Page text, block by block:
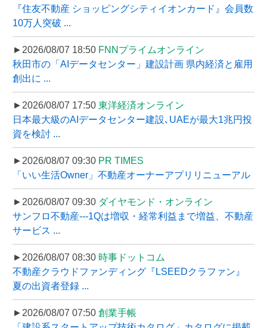
『住友不動産 ショッピングシティイオンカード』会員数
10万人突破 ...
►2026/08/07 18:50 FNNプライムオンライン
秋田市の「AIデータセンター」建設計画 県内経済と雇用
創出に ...
►2026/08/07 17:50 東洋経済オンライン
日本最大級のAIデータセンター建設､UAEが最大1兆円投
資を検討 ...
►2026/08/07 09:30 PR TIMES
「いい生活Owner」不動産オーナーアプリリニューアル
►2026/08/07 09:30 ダイヤモンド・オンライン
サンフロ不動産---1Qは増収・経常利益まで増益、不動産
サービス ...
►2026/08/07 08:30 時事ドットコム
不動産クラウドファンディング『LSEEDクラファン』
夏の出資者登録 ...
►2026/08/07 07:50 創業手帳